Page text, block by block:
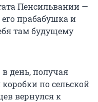
Пенсильвании —
прабабушка и
там будущему
в день, получая
коробки по сельской
вернулся к